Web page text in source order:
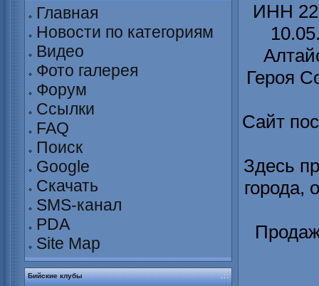
Главная
Новости по категориям
Видео
Фото галерея
Форум
Ссылки
FAQ
Поиск
Google
Скачать
SMS-канал
PDA
Site Map
Бийские клубы
ИНН
Героя
Сайт
Здесь
города,